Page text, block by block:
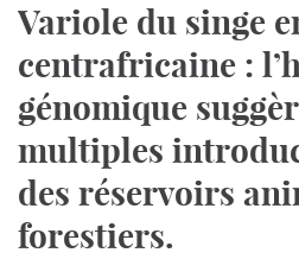
Variole du singe
centrafricaine :
génomique
multiples
des réservoirs
forestiers.